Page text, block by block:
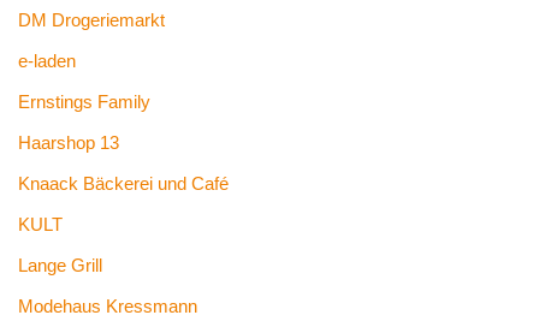
DM Drogeriemarkt
e-laden
Ernstings Family
Haarshop 13
Knaack Bäckerei und Café
KULT
Lange Grill
Modehaus Kressmann